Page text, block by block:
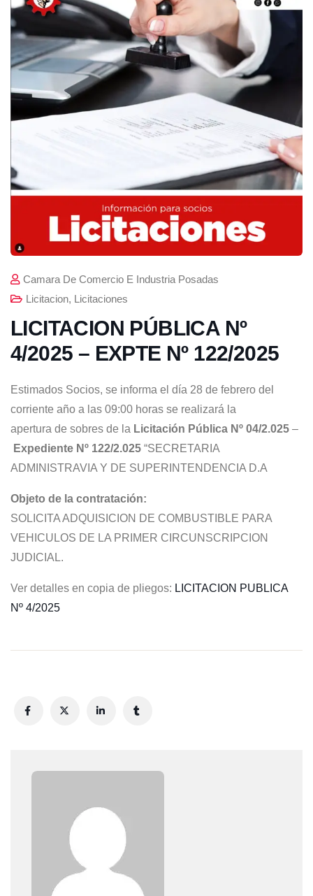
Camara De Comercio E Industria Posadas
Licitacion, Licitaciones
LICITACION PÚBLICA Nº
4/2025 – EXPTE Nº 122/2025
Estimados Socios, se informa el día 28 de febrero del
corriente año a las 09:00 horas se realizará la
apertura de sobres de la Licitación Pública Nº 04/2.025 –
Expediente Nº 122/2.025 “SECRETARIA
ADMINISTRAVIA Y DE SUPERINTENDENCIA D.A
Objeto de la contratación:
SOLICITA ADQUISICION DE COMBUSTIBLE PARA
VEHICULOS DE LA PRIMER CIRCUNSCRIPCION
JUDICIAL.
Ver detalles en copia de pliegos: LICITACION PUBLICA
Nº 4/2025